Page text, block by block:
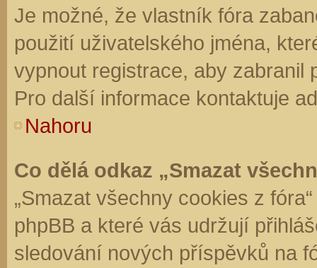
Je možné, že vlastník fóra
použití uživatelského jména,
vypnout registrace, aby zabranil
Pro další informace kontaktuje
Nahoru
Co dělá odkaz „Smazat
„Smazat všechny cookies z
phpBB a které vás udržují
sledování nových příspěvků na